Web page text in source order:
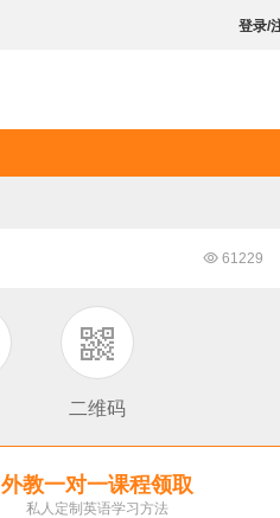
登录/
 61229
二维码
外教一对一课程领取
私人定制英语学习方法